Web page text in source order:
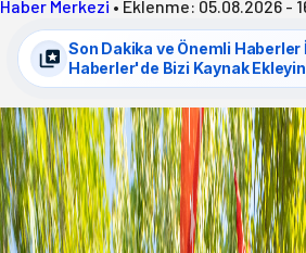
Haber Merkezi • Eklenme: 05.08.2026 -
Son Dakika ve Önemli Haberler
Haberler'de Bizi Kaynak